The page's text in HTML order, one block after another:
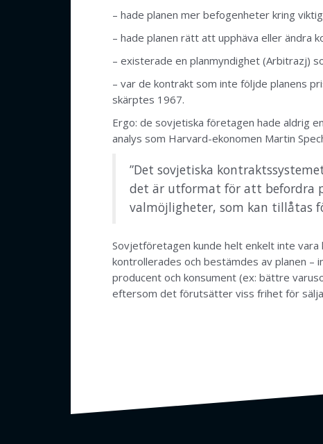
– hade planen mer befogenheter kring
– hade planen rätt att upphäva eller ändra
– existerade en planmyndighet (Arbitrazj)
– var de kontrakt som inte följde planens
skärptes 1967.
Ergo: de sovjetiska företagen hade aldrig
analys som Harvard-ekonomen Martin
”Det sovjetiska
det är utformat för att befordra
valmöjligheter, som kan tillåtas
Sovjetföretagen kunde helt enkelt inte
kontrollerades och bestämdes av planen
producent och konsument (ex: bättre
eftersom det förutsätter viss frihet för